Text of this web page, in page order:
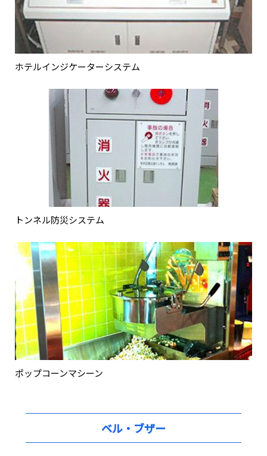
ホテルインジケーターシステム
トンネル防災システム
ポップコーンマシーン
ベル・ブザー